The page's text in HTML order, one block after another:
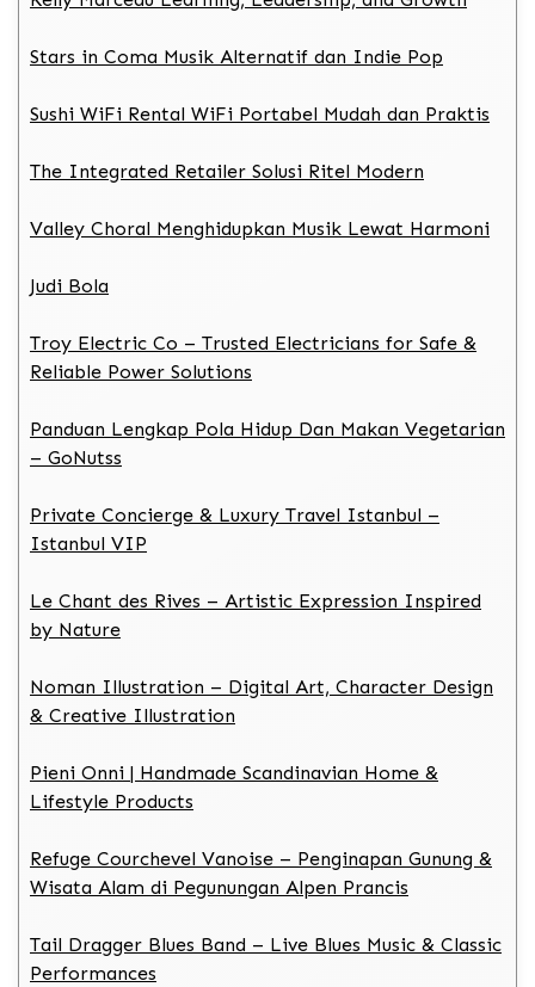
Stars in Coma Musik Alternatif dan Indie Pop
Sushi WiFi Rental WiFi Portabel Mudah dan Praktis
The Integrated Retailer Solusi Ritel Modern
Valley Choral Menghidupkan Musik Lewat Harmoni
Judi Bola
Troy Electric Co – Trusted Electricians for Safe &
Reliable Power Solutions
Panduan Lengkap Pola Hidup Dan Makan Vegetarian
– GoNutss
Private Concierge & Luxury Travel Istanbul –
Istanbul VIP
Le Chant des Rives – Artistic Expression Inspired
by Nature
Noman Illustration – Digital Art, Character Design
& Creative Illustration
Pieni Onni | Handmade Scandinavian Home &
Lifestyle Products
Refuge Courchevel Vanoise – Penginapan Gunung &
Wisata Alam di Pegunungan Alpen Prancis
Tail Dragger Blues Band – Live Blues Music & Classic
Performances